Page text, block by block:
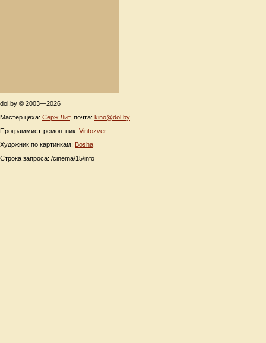
dol.by © 2003—2026
Мастер цеха: Серж Лит, почта: kino@dol.by
Программист-ремонтник: Vintozver
Художник по картинкам: Bosha
Строка запроса: /cinema/15/info